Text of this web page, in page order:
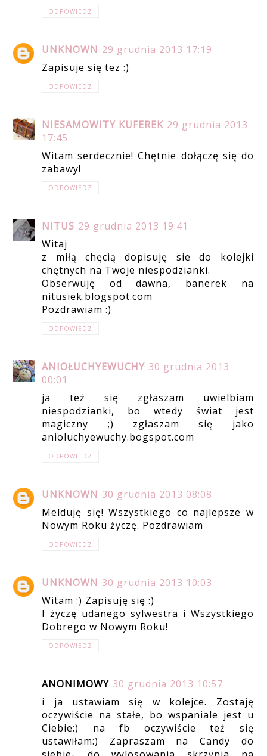
ODPOWIEDZ
UNKNOWN 29 grudnia 2013 17:19
Zapisuje się tez :)
ODPOWIEDZ
NIESAMOWITY KUFEREK 29 grudnia 2013
17:45
Witam serdecznie! Chętnie dołączę się do
zabawy!
ODPOWIEDZ
NITUS 29 grudnia 2013 19:41
Witaj
z miłą chęcią dopisuję sie do kolejki
chętnych na Twoje niespodzianki.
Obserwuję od dawna, banerek na
nitusiek.blogspot.com
Pozdrawiam :)
ODPOWIEDZ
ANIOŁUCHYEWUCHY 30 grudnia 2013
00:01
ja też się zgłaszam uwielbiam
niespodzianki, bo wtedy świat jest
magiczny ;) zgłaszam się jako
anioluchyewuchy.bogspot.com
ODPOWIEDZ
UNKNOWN 30 grudnia 2013 08:08
Melduję się! Wszystkiego co najlepsze w
Nowym Roku życzę. Pozdrawiam
ODPOWIEDZ
UNKNOWN 30 grudnia 2013 10:03
Witam :) Zapisuję się :)
I życzę udanego sylwestra i Wszystkiego
Dobrego w Nowym Roku!
ODPOWIEDZ
ANONIMOWY 30 grudnia 2013 10:57
i ja ustawiam się w kolejce. Zostaję
oczywiście na stałe, bo wspaniale jest u
Ciebie:) na fb oczywiście też się
ustawiłam:) Zapraszam na Candy do